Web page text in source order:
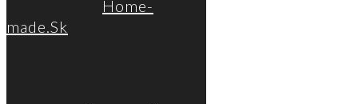
Home-
made.Sk